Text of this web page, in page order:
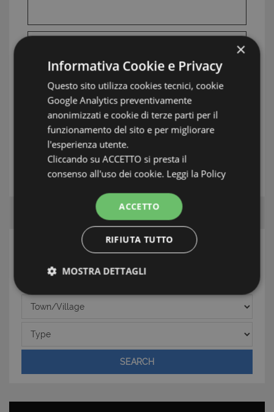
Fiumaretta / Montemarcello/Marinella, Bocca
di Magra / Fiumaretta / Marinella /
THE ESTATE AGENT
Town/Village
Type
SEARCH
×
Informativa Cookie e Privacy
Questo sito utilizza cookies tecnici, cookie
Google Analytics preventivamente
anonimizzati e cookie di terze parti per il
funzionamento del sito e per migliorare
l'esperienza utente.
Cliccando su ACCETTO si presta il
consenso all'uso dei cookie. Leggi la Policy
ACCETTO
RIFIUTA TUTTO
MOSTRA DETTAGLI
Strettamente necessari e Statistiche
I cookie strettamente necessari consentono